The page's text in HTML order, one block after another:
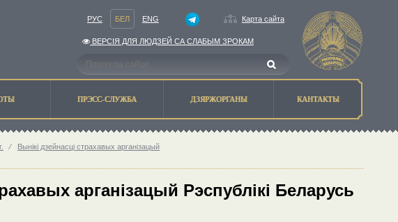
РУС БЕЛ ENG Карта сайта
ВЕРСIЯ ДЛЯ ЛЮДЗЕЙ СА СЛАБЫМ ЗРОКАМ
ПРЭСС-СЛУЖБА ДЗЯРЖОРГАНЫ КАНТАКТЫ
⁄ Вынікі дзейнасці страхавых арганізацый
арганізацый Рэспублікі Беларусь